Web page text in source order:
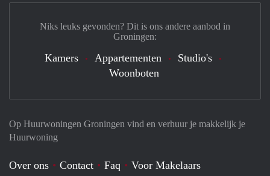
Op Huurwoningen Groningen vind en verhuur je makkelijk je
Huurwoning
Over ons Contact Faq
Voor Makelaars
Niks leuks gevonden? Dit is ons andere aanbod in
Groningen:
Kamers Appartementen
Studio's
Woonboten